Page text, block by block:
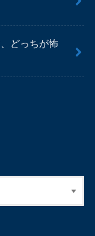
どっちが怖